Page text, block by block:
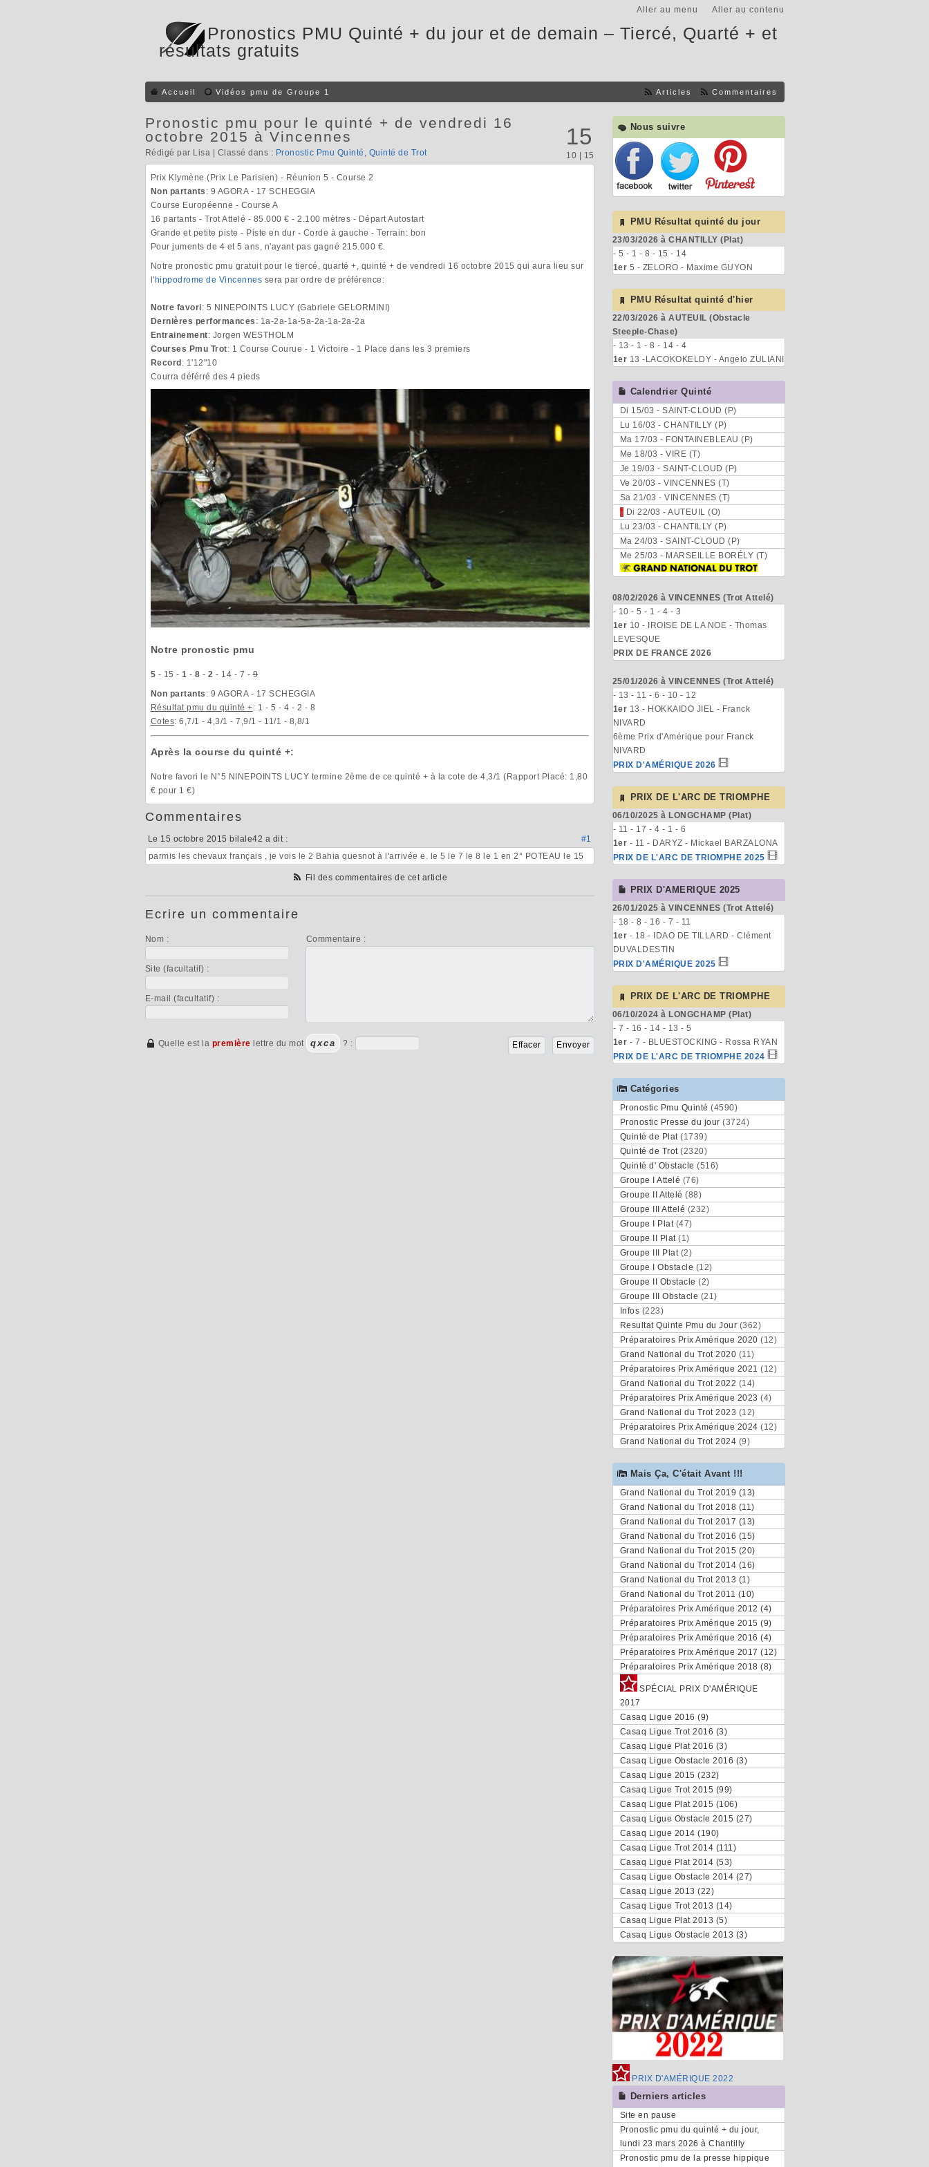
Aller au contenu
Aller au menu
Pronostics PMU Quinté + du jour et de demain – Tiercé, Quarté + et
résultats gratuits
Accueil Vidéos pmu de Groupe 1 Commentaires
Articles
Pronostic pmu pour le quinté + de vendredi 16
octobre 2015 à Vincennes
Rédigé par Lisa | Classé dans : Pronostic Pmu Quinté , Quinté de Trot
15
10 | 15
Prix Klymène (Prix Le Parisien) - Réunion 5 - Course 2
Non partants : 9 AGORA - 17 SCHEGGIA
Course Européenne - Course A
16 partants - Trot Attelé - 85.000 € - 2.100 mètres - Départ Autostart
Grande et petite piste - Piste en dur - Corde à gauche - Terrain: bon
Pour juments de 4 et 5 ans, n'ayant pas gagné 215.000 €.
Notre pronostic pmu gratuit pour le tiercé, quarté +, quinté + de vendredi 16 octobre 2015 qui aura lieu sur
l' hippodrome de Vincennes sera par ordre de préférence:
Notre favori: 5 NINEPOINTS LUCY (Gabriele GELORMINI)
Dernières performances : 1a-2a-1a-5a-2a-1a-2a-2a
Entrainement: Jorgen WESTHOLM
Courses Pmu Trot: 1 Course Courue - 1 Victoire - 1 Place dans les 3 premiers
Record : 1'12"10
Courra déférré des 4 pieds
Notre pronostic pmu
5 - 15 - 1 - 8 - 2 - 14 - 7 -9
Non partants : 9 AGORA - 17 SCHEGGIA
Résultat pmu du quinté +: 1 - 5 - 4 - 2 - 8
Cotes: 6,7/1 - 4,3/1 - 7,9/1 - 11/1 - 8,8/1
Après la course du quinté +:
Notre favori le N°5 NINEPOINTS LUCY termine 2ème de ce quinté + à la cote de 4,3/1 (Rapport Placé: 1,80
€ pour 1 €)
Commentaires
Le 15 octobre 2015 bilale42 a dit :
#1
parmis les chevaux français , je vois le 2 Bahia quesnot à l'arrivée e. le 5 le 7 le 8 le 1 en 2° POTEAU le 15
Fil des commentaires de cet article
Ecrire un commentaire
Nom :
Site (facultatif) :
E-mail (facultatif) :
Commentaire :
Quelle est la première lettre du mot qxca ? :
Nous suivre
PMU Résultat quinté du jour
23/03/2026 à CHANTILLY (Plat)
- 5 - 1 - 8 - 15 - 14
1er 5 - ZELORO - Maxime GUYON
PMU Résultat quinté d'hier
22/03/2026 à AUTEUIL (Obstacle
Steeple-Chase)
- 13 - 1 - 8 - 14 - 4
1er 13 -LACOKOKELDY - Angelo ZULIANI
Calendrier Quinté
Di 15/03 - SAINT-CLOUD (P)
Lu 16/03 - CHANTILLY (P)
Ma 17/03 - FONTAINEBLEAU (P)
Me 18/03 - VIRE (T)
Je 19/03 - SAINT-CLOUD (P)
Ve 20/03 - VINCENNES (T)
Sa 21/03 - VINCENNES (T)
* Di 22/03 - AUTEUIL (O)
Lu 23/03 - CHANTILLY (P)
Ma 24/03 - SAINT-CLOUD (P)
Me 25/03 - MARSEILLE BORÉLY (T)
08/02/2026 à VINCENNES (Trot Attelé)
- 10 - 5 - 1 - 4 - 3
1er 10 - IROISE DE LA NOE - Thomas
LEVESQUE
PRIX DE FRANCE 2026
25/01/2026 à VINCENNES (Trot Attelé)
- 13 - 11 - 6 - 10 - 12
1er 13 - HOKKAIDO JIEL - Franck
NIVARD
6ème Prix d'Amérique pour Franck
NIVARD
PRIX D'AMÉRIQUE 2026
PRIX DE L'ARC DE TRIOMPHE
06/10/2025 à LONGCHAMP (Plat)
- 11 - 17 - 4 - 1 - 6
1er - 11 - DARYZ - Mickael BARZALONA
PRIX DE L'ARC DE TRIOMPHE 2025
PRIX D'AMERIQUE 2025
26/01/2025 à VINCENNES (Trot Attelé)
- 18 - 8 - 16 - 7 - 11
1er - 18 - IDAO DE TILLARD - Clément
DUVALDESTIN
PRIX D'AMÉRIQUE 2025
PRIX DE L'ARC DE TRIOMPHE
06/10/2024 à LONGCHAMP (Plat)
- 7 - 16 - 14 - 13 - 5
1er - 7 - BLUESTOCKING - Rossa RYAN
PRIX DE L'ARC DE TRIOMPHE 2024
Catégories
Pronostic Pmu Quinté (4590)
Pronostic Presse du jour (3724)
Quinté de Plat(1739)
Quinté de Trot(2320)
Quinté d' Obstacle (516)
Groupe I Attelé (76)
Groupe II Attelé (88)
Groupe III Attelé (232)
Groupe I Plat(47)
Groupe II Plat(1)
Groupe III Plat(2)
Groupe I Obstacle (12)
Groupe II Obstacle (2)
Groupe III Obstacle (21)
Infos (223)
Resultat Quinte Pmu du Jour (362)
Préparatoires Prix Amérique 2020 (12)
Grand National du Trot 2020 (11)
Préparatoires Prix Amérique 2021 (12)
Grand National du Trot 2022 (14)
Préparatoires Prix Amérique 2023 (4)
Grand National du Trot 2023 (12)
Préparatoires Prix Amérique 2024 (12)
Grand National du Trot 2024 (9)
Mais Ça, C'était Avant !!!
Grand National du Trot 2019 (13)
Grand National du Trot 2018 (11)
Grand National du Trot 2017 (13)
Grand National du Trot 2016 (15)
Grand National du Trot 2015 (20)
Grand National du Trot 2014 (16)
Grand National du Trot 2013 (1)
Grand National du Trot 2011 (10)
Préparatoires Prix Amérique 2012 (4)
Préparatoires Prix Amérique 2015 (9)
Préparatoires Prix Amérique 2016 (4)
Préparatoires Prix Amérique 2017 (12)
Préparatoires Prix Amérique 2018 (8)
SPÉCIAL PRIX D'AMÉRIQUE
2017
Casaq Ligue 2016 (9)
Casaq Ligue Trot 2016 (3)
Casaq Ligue Plat 2016 (3)
Casaq Ligue Obstacle 2016 (3)
Casaq Ligue 2015 (232)
Casaq Ligue Trot 2015 (99)
Casaq Ligue Plat 2015 (106)
Casaq Ligue Obstacle 2015 (27)
Casaq Ligue 2014 (190)
Casaq Ligue Trot 2014 (111)
Casaq Ligue Plat 2014 (53)
Casaq Ligue Obstacle 2014 (27)
Casaq Ligue 2013 (22)
Casaq Ligue Trot 2013 (14)
Casaq Ligue Plat 2013 (5)
Casaq Ligue Obstacle 2013 (3)
PRIX D'AMÉRIQUE 2022
Derniers articles
Site en pause
Pronostic pmu du quinté + du jour,
lundi 23 mars 2026 à Chantilly
Pronostic pmu de la presse hippique